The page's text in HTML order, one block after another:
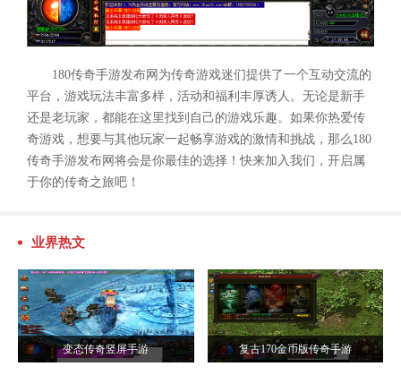
180传奇手游发布网为传奇游戏迷们提供了一个互动交流的
平台，游戏玩法丰富多样，活动和福利丰厚诱人。无论是新手
还是老玩家，都能在这里找到自己的游戏乐趣。如果你热爱传
奇游戏，想要与其他玩家一起畅享游戏的激情和挑战，那么180
传奇手游发布网将会是你最佳的选择！快来加入我们，开启属
于你的传奇之旅吧！
业界热文
变态传奇竖屏手游 复古170金币版传奇手游